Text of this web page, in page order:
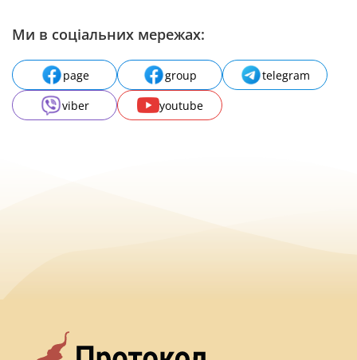
Ми в соціальних мережах:
page group
telegram
viber
youtube